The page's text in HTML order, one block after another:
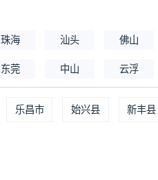
珠海 汕头 佛山
东莞 中山 云浮
乐昌市 始兴县 新丰县